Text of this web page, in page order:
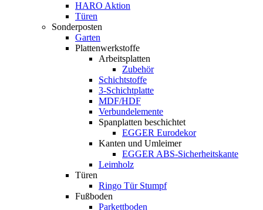
HARO Aktion
Türen
Sonderposten
Garten
Plattenwerkstoffe
Arbeitsplatten
Zubehör
Schichtstoffe
3-Schichtplatte
MDF/HDF
Verbundelemente
Spanplatten beschichtet
EGGER Eurodekor
Kanten und Umleimer
EGGER ABS-Sicherheitskante
Leimholz
Türen
Ringo Tür Stumpf
Fußboden
Parkettboden